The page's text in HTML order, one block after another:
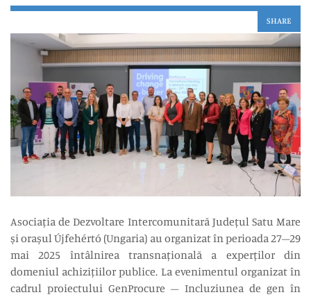
SHARE
Asociația de Dezvoltare Intercomunitară Județul Satu Mare
și orașul Újfehértó (Ungaria) au organizat în perioada 27–29
mai 2025 întâlnirea transnațională a experților din
domeniul achizițiilor publice. La evenimentul organizat în
cadrul proiectului GenProcure – Incluziunea de gen în